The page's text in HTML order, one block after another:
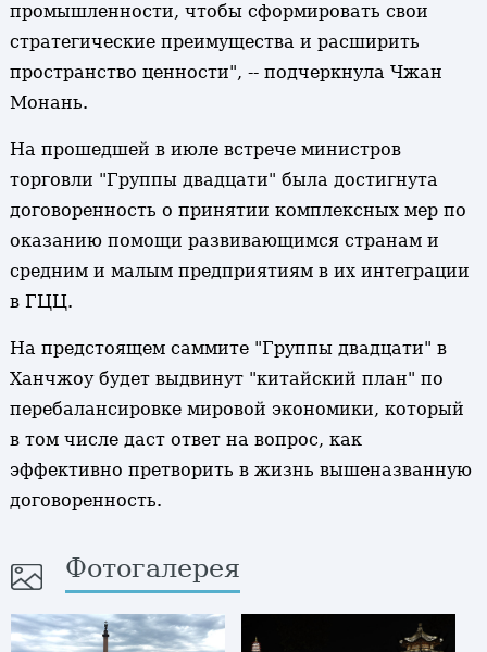
промышленности, чтобы сформировать свои
стратегические преимущества и расширить
пространство ценности", -- подчеркнула Чжан
Монань.
На прошедшей в июле встрече министров
торговли "Группы двадцати" была достигнута
договоренность о принятии комплексных мер по
оказанию помощи развивающимся странам и
средним и малым предприятиям в их интеграции
в ГЦЦ.
На предстоящем саммите "Группы двадцати" в
Ханчжоу будет выдвинут "китайский план" по
перебалансировке мировой экономики, который
в том числе даст ответ на вопрос, как
эффективно претворить в жизнь вышеназванную
договоренность.
Фотогалерея